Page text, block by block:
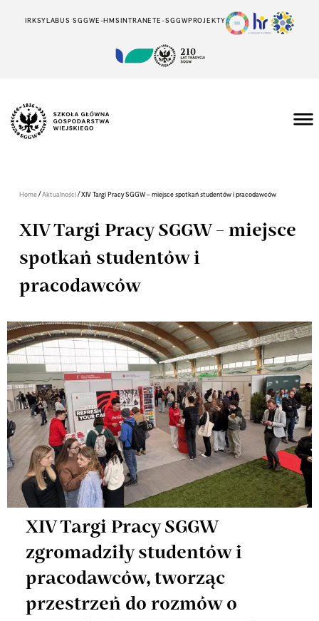
IRKSYLABUS SGGWE-HMSINTRANETE-SGGWPROJEKTY
Home/Aktualności/XIV Targi Pracy SGGW – miejsce spotkań studentów i pracodawców
XIV Targi Pracy SGGW – miejsce
spotkań studentów i
pracodawców
XIV Targi Pracy SGGW
zgromadziły studentów i
pracodawców, tworząc
przestrzeń do rozmów o